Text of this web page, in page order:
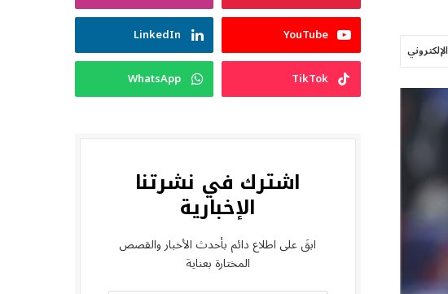
YouTube
LinkedIn
TikTok
WhatsApp
اشترك في نشرتنا
الإخبارية
ابقَ على اطلاع دائم بأحدث الأخبار والقصص
المختارة بعناية